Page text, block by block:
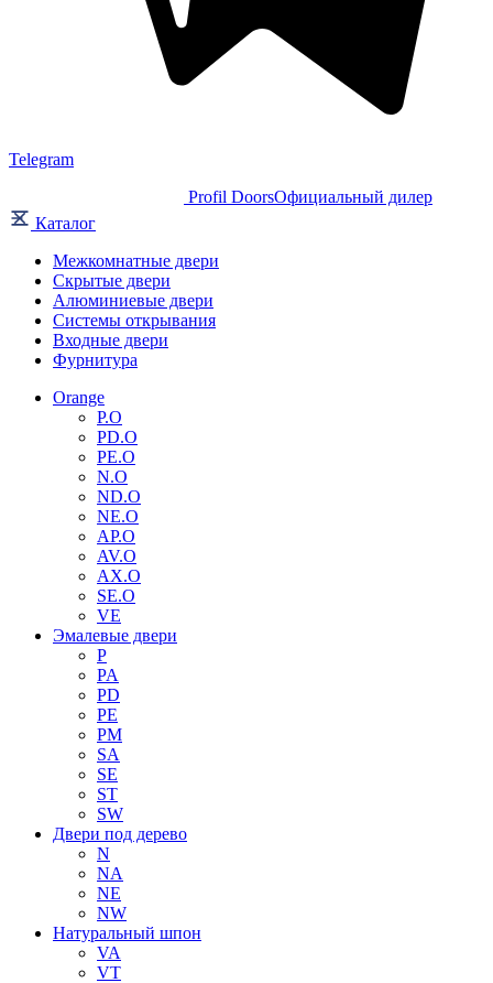
Telegram
Profil DoorsОфициальный дилер
Каталог
Межкомнатные двери
Скрытые двери
Алюминиевые двери
Системы открывания
Входные двери
Фурнитура
Orange
P.O
PD.O
PE.O
N.O
ND.O
NE.O
AP.O
AV.O
AX.O
SE.O
VE
Эмалевые двери
P
PA
PD
PE
PM
SA
SE
ST
SW
Двери под дерево
N
NA
NE
NW
Натуральный шпон
VA
VT